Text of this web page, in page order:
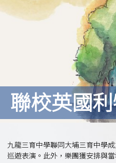
聯校英國
九龍三育中學聯同大埔三育中學
巡遊表演。此外，樂團獲安排與